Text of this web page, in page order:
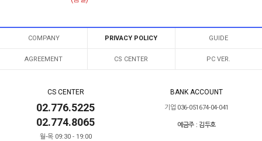
COMPANY PRIVACY POLICY GUIDE
AGREEMENT CS CENTER PC VER.
CS CENTER
02.776.5225
02.774.8065
월-목 09:30 - 19:00
BANK ACCOUNT
기업 036-051674-04-041
예금주 : 김두호